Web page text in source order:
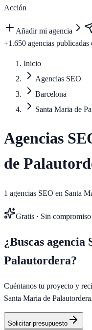
Acción
Añadir mi agencia
+1.650 agencias publicadas
Inicio
Agencias SEO
Barcelona
Santa Maria de
Agencias
de
1 agencias SEO en Santa
Gratis · Sin compromiso
¿Buscas agencia
Palautordera?
Cuéntanos tu proyecto y
Santa Maria de Palautordera.
Solicitar presupuesto